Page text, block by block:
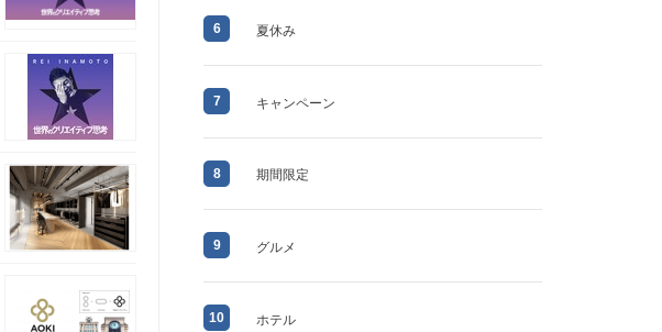
6 夏休み
7 キャンペーン
8 期間限定
9 グルメ
10 ホテル